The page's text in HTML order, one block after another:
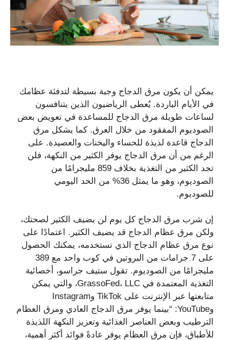
يمكن أن يكون مرق الدجاج وجبة بسيطة لتدفئة عظامك
في الأيام الباردة. يُعطى الرياضيون الذين يتنافسون
لساعات طويلة مرق الدجاج للمساعدة في تعويض بعض
الصوديوم المفقود من خلال العرق. كما يشكل مرق
الدجاج قاعدة لذيذة للحساء واليخنات والعصيدة. على
الرغم من أن مرق الدجاج يوفر الكثير من النكهة، فلن
تجد الكثير من التغذية بخلاف 859 مليجرامًا من
الصوديوم، وهو ما يمثل 36% من الحد اليومي
للصوديوم.
إن شرب مرق الدجاج كل يوم لن يضيف الكثير لصحتك،
ولكن مرق عظام الدجاج قد يضيف الكثير. اعتمادًا على
نوع مرق عظام الدجاج الذي تستخدمه، يمكنك الحصول
على 7 جرامات من البروتين في كوب واحد مع 389
مليجرامًا من الصوديوم. تقول ستيف جراسو، أخصائية
التغذية المعتمدة في GrassoFed، LLC، والتي يمكن
متابعتها عبر الإنترنت على TikTok وInstagram
وYouTube: “بينما يوفر مرق الدجاج العادي ومرق العظام
الترطيب وبعض العناصر الغذائية وتعزيز النكهة اللذيذة
للأطباق، فإن مرق العظام يوفر عادةً فوائد أكثر أهمية،